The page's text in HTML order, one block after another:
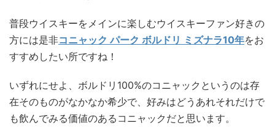
普段ウイスキーをメインに楽しむウイスキーファン好きの
方には是非コニャック パーク ボルドリ ミズナラ10年をお
すすめしたい所ですね！
いずれにせよ、ボルドリ100%のコニャックというのは存
在そのものがなかなか希少で、好みはどうあれそれだけで
も飲んでみる価値のあるコニャックだと思います。